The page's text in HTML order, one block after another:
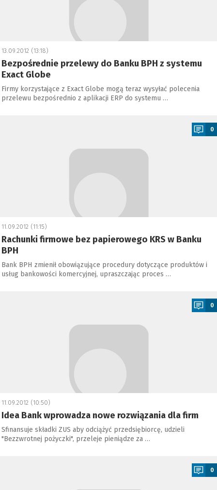
13.09.2012 (13:18)
Bezpośrednie przelewy do Banku BPH z systemu
Exact Globe
Firmy korzystające z Exact Globe mogą teraz wysyłać polecenia
przelewu bezpośrednio z aplikacji ERP do systemu …
0
11.09.2012 (11:15)
Rachunki firmowe bez papierowego KRS w Banku
BPH
Bank BPH zmienił obowiązujące procedury dotyczące produktów i
usług bankowości komercyjnej, upraszczając proces …
0
11.09.2012 (10:50)
Idea Bank wprowadza nowe rozwiązania dla firm
Sfinansuje składki ZUS aby odciążyć przedsiębiorcę, udzieli
"Bezzwrotnej pożyczki", przeleje pieniądze za …
0